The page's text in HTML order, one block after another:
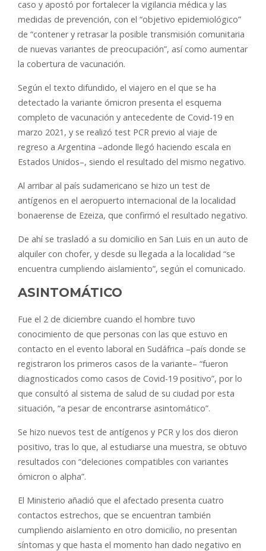
caso y apostó por fortalecer la vigilancia médica y las
medidas de prevención, con el “objetivo epidemiológico”
de “contener y retrasar la posible transmisión comunitaria
de nuevas variantes de preocupación”, así como aumentar
la cobertura de vacunación.
Según el texto difundido, el viajero en el que se ha
detectado la variante ómicron presenta el esquema
completo de vacunación y antecedente de Covid-19 en
marzo 2021, y se realizó test PCR previo al viaje de
regreso a Argentina –adonde llegó haciendo escala en
Estados Unidos–, siendo el resultado del mismo negativo.
Al arribar al país sudamericano se hizo un test de
antígenos en el aeropuerto internacional de la localidad
bonaerense de Ezeiza, que confirmó el resultado negativo.
De ahí se trasladó a su domicilio en San Luis en un auto de
alquiler con chofer, y desde su llegada a la localidad “se
encuentra cumpliendo aislamiento”, según el comunicado.
ASINTOMÁTICO
Fue el 2 de diciembre cuando el hombre tuvo
conocimiento de que personas con las que estuvo en
contacto en el evento laboral en Sudáfrica –país donde se
registraron los primeros casos de la variante– “fueron
diagnosticados como casos de Covid-19 positivo”, por lo
que consultó al sistema de salud de su ciudad por esta
situación, “a pesar de encontrarse asintomático”.
Se hizo nuevos test de antígenos y PCR y los dos dieron
positivo, tras lo que, al estudiarse una muestra, se obtuvo
resultados con “deleciones compatibles con variantes
ómicron o alpha”.
El Ministerio añadió que el afectado presenta cuatro
contactos estrechos, que se encuentran también
cumpliendo aislamiento en otro domicilio, no presentan
síntomas y que hasta el momento han dado negativo en